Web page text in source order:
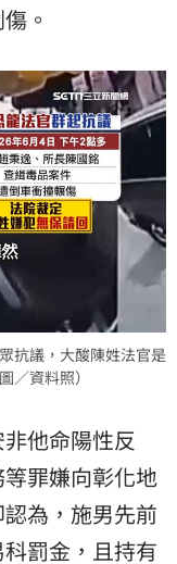
。
抗議，大酸陳姓法官是
／資料照）
他命陽性反
罪嫌向彰化地
為，施男先前
罰金，且持有